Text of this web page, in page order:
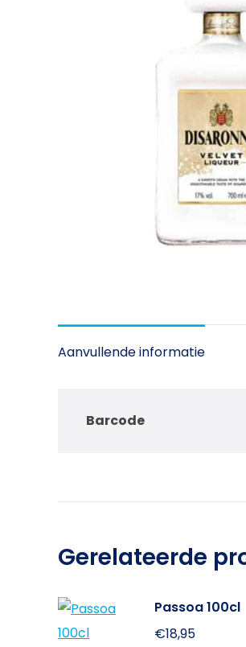
Aanvullende informatie
Barcode
Gerelateerde
Passoa 100cl
€18,95